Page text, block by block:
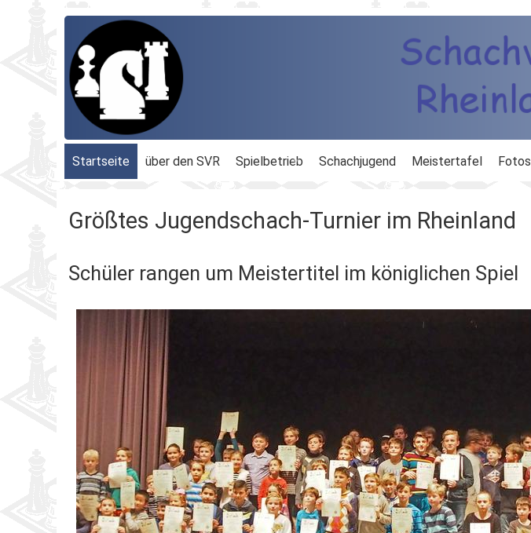
Startseite über den SVR
Beauftragte
Kassenprüfer
Schachbezirke
Geschichte
Ordnungen
Protokolle
Partner
Spielbetrieb
Blitz-MM
Dähnepokal
Senioren-MM
Senioren-SSEM
Schachjugend Meistertafel Fotos
Größtes Jugendschach-Turnier im Rheinland
Schüler rangen um Meistertitel im königlichen Spiel